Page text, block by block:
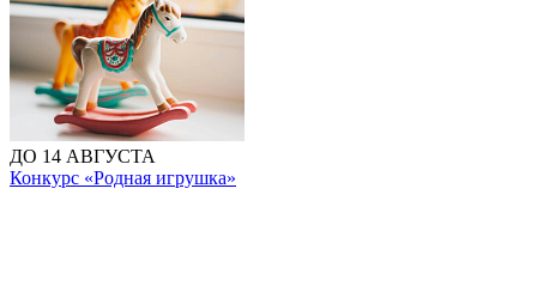
ДО 14 АВГУСТА
Конкурс «Родная игрушка»